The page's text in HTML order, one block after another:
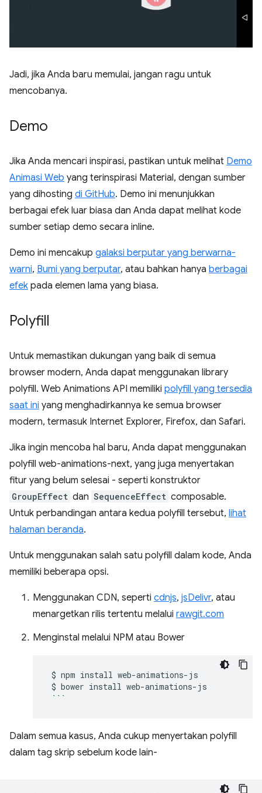
Jadi, jika Anda baru memulai, jangan ragu untuk
mencobanya.
Demo
Jika Anda mencari inspirasi, pastikan untuk melihat Demo
Animasi Web yang terinspirasi Material, dengan sumber
yang dihosting di GitHub. Demo ini menunjukkan
berbagai efek luar biasa dan Anda dapat melihat kode
sumber setiap demo secara inline.
Demo ini mencakup galaksi berputar yang berwarna-
warni, Bumi yang berputar, atau bahkan hanya berbagai
efek pada elemen lama yang biasa.
Polyfill
Untuk memastikan dukungan yang baik di semua
browser modern, Anda dapat menggunakan library
polyfill. Web Animations API memiliki polyfill yang tersedia
saat ini yang menghadirkannya ke semua browser
modern, termasuk Internet Explorer, Firefox, dan Safari.
Jika ingin mencoba hal baru, Anda dapat menggunakan
polyfill web-animations-next, yang juga menyertakan
fitur yang belum selesai - seperti konstruktor
GroupEffect dan SequenceEffect composable.
Untuk perbandingan antara kedua polyfill tersebut, lihat
halaman beranda.
Untuk menggunakan salah satu polyfill dalam kode, Anda
memiliki beberapa opsi.
Menggunakan CDN, seperti cdnjs, jsDelivr, atau
menargetkan rilis tertentu melalui rawgit.com
Menginstal melalui NPM atau Bower
$ npm install
$ bower install
```
Dalam semua kasus, Anda cukup menyertakan polyfill
dalam tag skrip sebelum kode lain-